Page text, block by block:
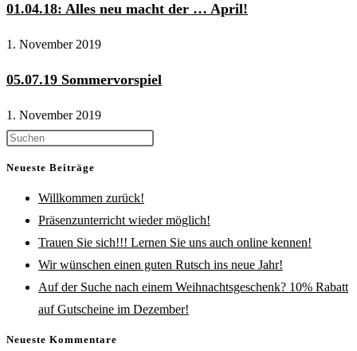
01.04.18: Alles neu macht der … April!
1. November 2019
05.07.19 Sommervorspiel
1. November 2019
the
search
panel.
Neueste Beiträge
Willkommen zurück!
Präsenzunterricht wieder möglich!
Trauen Sie sich!!! Lernen Sie uns auch online kennen!
Wir wünschen einen guten Rutsch ins neue Jahr!
Auf der Suche nach einem Weihnachtsgeschenk? 10% Rabatt
auf Gutscheine im Dezember!
Neueste Kommentare